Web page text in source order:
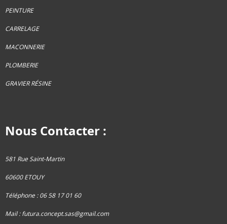
PEINTURE
CARRELAGE
MACONNERIE
PLOMBERIE
GRAVIER RÉSINE
Nous Contacter :
581 Rue Saint-Martin
60600 ETOUY
Téléphone : 06 58 17 01 60
Mail :futura.concept.sas@gmail.com